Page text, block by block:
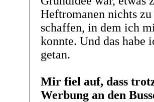
Heftromanen nichts
schaffen, in dem ich
konnte. Und das habe
getan.
Mir fiel auf, dass
Werbung an den